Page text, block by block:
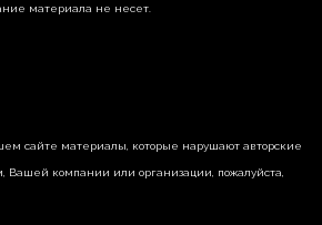
материала не несет.
сайте материалы, которые нарушают авторские
компании или организации, пожалуйста,